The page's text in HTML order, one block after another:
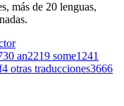
más de 20 lenguas,
an2219 some1241
4 otras traducciones3666